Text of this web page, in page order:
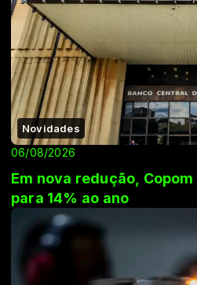
Novidades
06/08/2026
Em nova redução,
para 14% ao ano